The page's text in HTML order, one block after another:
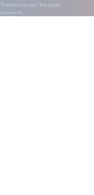
“Prime-Computers” Все права
защищены.